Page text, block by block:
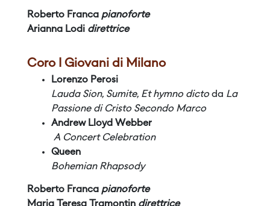
Roberto Franca pianoforte
Arianna Lodi direttrice
Coro I Giovani di Milano
Lorenzo Perosi
Lauda Sion, Sumite, Et hymno dicto da La
Passione di Cristo Secondo Marco
Andrew Lloyd Webber
A Concert Celebration
Queen
Bohemian Rhapsody
Roberto Franca pianoforte